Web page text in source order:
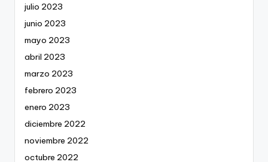
julio 2023
junio 2023
mayo 2023
abril 2023
marzo 2023
febrero 2023
enero 2023
diciembre 2022
noviembre 2022
octubre 2022